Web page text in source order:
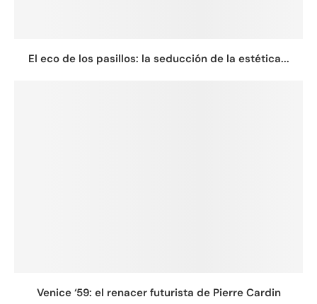
El eco de los pasillos: la seducción de la estética...
Venice ‘59: el renacer futurista de Pierre Cardin